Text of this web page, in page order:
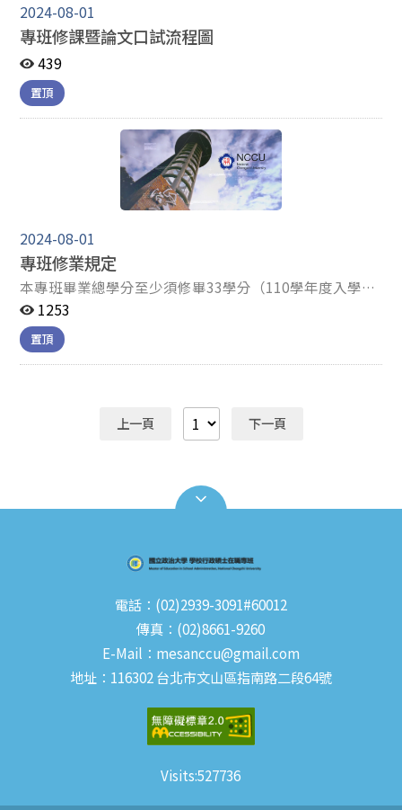
2024-08-01
專班修課暨論文口試流程圖
439
置頂
2024-08-01
專班修業規定
本專班畢業總學分至少須修畢33學分（110學年度入學學
生適用）。 畢業條件 修業年限至少 2 年 完成學術研究倫
理教育課程 完成論文題目暨指導教授申報 通過碩士論文
計畫口試 通過碩士學位論文考試 論文電子檔審核通過 ※
自105學年度起入學之碩士班、碩士在職專班與博士班學
教育課程，以入學第一學年結束前修習完本課程為原則
1253
置頂
上一頁 下一頁
電話：(02)2939-3091#60012
傳真：(02)8661-9260
E-Mail：mesanccu@gmail.com
地址：116302 台北市文山區指南路二段64號
Visits:527736